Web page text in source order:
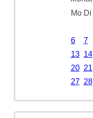
Mo Di
6
7
13 14
20 21
27 28